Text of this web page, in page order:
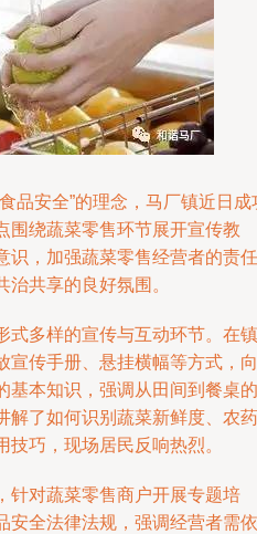
品安全”的理念，马厂镇近日成
围绕蔬菜零售环节展开宣传教
识，加强蔬菜零售经营者的责任
共享的良好氛围。
式多样的宣传与互动环节。在镇
宣传手册、悬挂横幅等方式，向
基本知识，强调从田间到餐桌的
解了如何识别蔬菜新鲜度、农药
巧，现场居民反响热烈。
针对蔬菜零售商户开展专题培
安全法律法规，强调经营者需依